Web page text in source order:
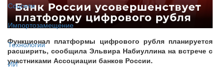
Соцсети
Импортозамещение
Технологии
ИИ
Функционал платформы цифрового рубля планируется
расширить, сообщила Эльвира Набиуллина на встрече с
участниками Ассоциации банков России.